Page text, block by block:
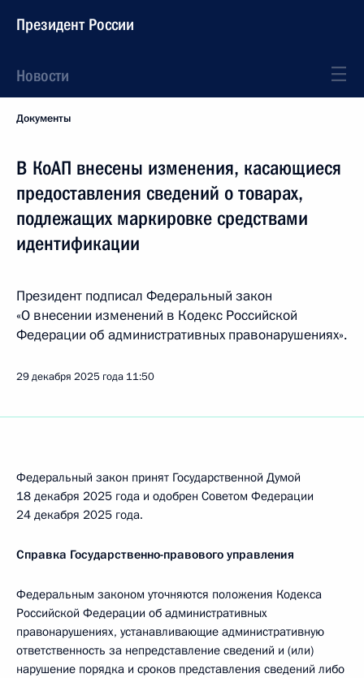
Президент России
Новости
Документы
В КоАП внесены изменения, касающиеся
предоставления сведений о товарах,
подлежащих маркировке средствами
идентификации
Президент подписал Федеральный закон
«О внесении изменений в Кодекс Российской
Федерации об административных правонарушениях».
29 декабря 2025 года 11:50
Федеральный закон принят Государственной Думой
18 декабря 2025 года и одобрен Советом Федерации
24 декабря 2025 года.
Справка Государственно-правового управления
Федеральным законом уточняются положения Кодекса
Российской Федерации об административных
правонарушениях, устанавливающие административную
ответственность за непредставление сведений и (или)
нарушение порядка и сроков представления сведений либо